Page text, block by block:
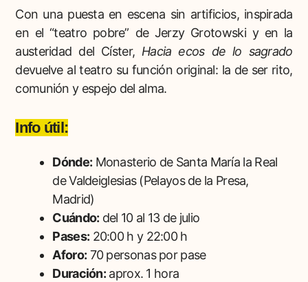
Con una puesta en escena sin artificios, inspirada
en el “teatro pobre” de Jerzy Grotowski y en la
austeridad del Císter,Hacia ecos de lo sagrado
devuelve al teatro su función original: la de ser rito,
comunión y espejo del alma.
Info útil:
Dónde: Monasterio de Santa María la Real
de Valdeiglesias (Pelayos de la Presa,
Madrid)
Cuándo: del 10 al 13 de julio
Pases: 20:00 h y 22:00 h
Aforo: 70 personas por pase
Duración: aprox. 1 hora